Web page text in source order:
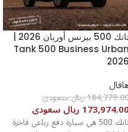
تانك 500 بيزنس أوربان 2026 |
Tank 500 Business Urban
2026
ريال سعودى
173,974.00 ريال سعودى
تانك 500 هي سيارة دفع رباعي فاخرة